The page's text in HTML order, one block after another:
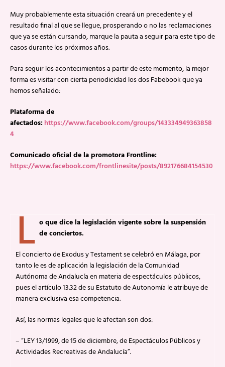
Muy probablemente esta situación creará un precedente y el
resultado final al que se llegue, prosperando o no las reclamaciones
que ya se están cursando, marque la pauta a seguir para este tipo de
casos durante los próximos años.
Para seguir los acontecimientos a partir de este momento, la mejor
forma es visitar con cierta periodicidad los dos Fabebook que ya
hemos señalado:
Plataforma de
afectados:https://www.facebook.com/groups/143334949363858
4
Comunicado oficial de la promotora Frontline:
https://www.facebook.com/frontlinesite/posts/892176684154530
L o que dice la legislación vigente sobre la suspensión
de conciertos.
El concierto de Exodus y Testament se celebró en Málaga, por
tanto le es de aplicación la legislación de la Comunidad
Autónoma de Andalucía en materia de espectáculos públicos,
pues el artículo 13.32 de su Estatuto de Autonomía le atribuye de
manera exclusiva esa competencia.
Así, las normas legales que le afectan son dos:
– “LEY 13/1999, de 15 de diciembre, de Espectáculos Públicos y
Actividades Recreativas de Andalucía”.